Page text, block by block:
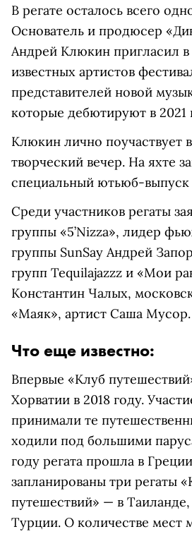
В регате осталось всего
Основатель и продюсер
Андрей Клюкин пригласил
известных артистов
представителей новой
которые дебютируют в 2021
Клюкин лично поучаствует
творческий вечер. На яхте
специальный ютьюб-
Среди участников регаты
группы «5’Nizza», лидер
группы SunSay Андрей
групп Tequilajazzz и «Мои
Константин Чалых,
«Маяк», артист Саша Мусор.
Что еще известно:
Впервые «Клуб
Хорватии в 2018 году.
принимали те
ходили под большими
году регата прошла в
запланированы три регаты
путешествий» — в
Турции. О количестве мест